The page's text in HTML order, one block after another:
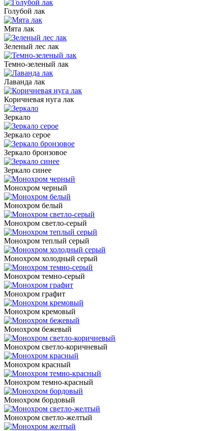
Голубой лак
Мята лак
Зеленый лес лак
Темно-зеленый лак
Лаванда лак
Коричневая нуга лак
Зеркало
Зеркало серое
Зеркало бронзовое
Зеркало синее
Монохром черный
Монохром белый
Монохром светло-серый
Монохром теплый серый
Монохром холодный серый
Монохром темно-серый
Монохром графит
Монохром кремовый
Монохром бежевый
Монохром светло-коричневый
Монохром красный
Монохром темно-красный
Монохром бордовый
Монохром светло-желтый